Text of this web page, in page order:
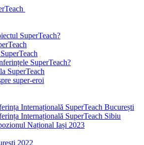
SuperTeach?
SuperTeach?
SuperTeach
super-eroi
Internațională SuperTeach București
Internațională SuperTeach Sibiu
Național Iași 2023
2022